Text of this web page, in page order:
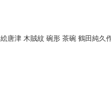
絵唐津 木賊紋 碗形 茶碗 鶴田純久